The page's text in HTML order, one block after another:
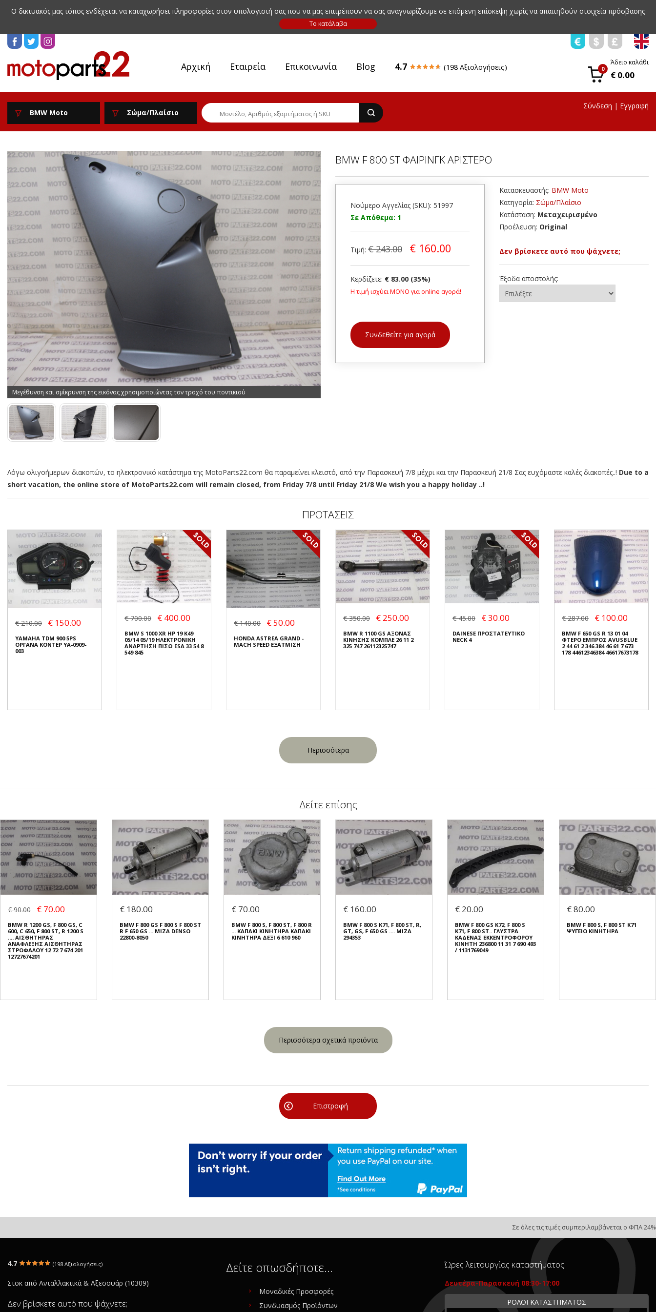
Ο δικτυακός μας τόπος ενδέχεται να καταχωρήσει πληροφορίες στον υπολογιστή σας που να μας επιτρέπουν να σας αναγνωρίζουμε σε επόμενη επίσκεψη χωρίς να απαιτηθούν στοιχεία πρόσβασης
Αρχική Εταιρεία Επικοινωνία Blog 4.7 (198 Αξιολογήσεις) 0
Άδειο καλάθι
€ 0.00
BMW Moto Σώμα/Πλαίσιο
Σύνδεση | Εγγραφή
Μεγέθυνση και σμίκρυνση της εικόνας χρησιμοποιώντας τον τροχό του ποντικιού
BMW F 800 ST ΦΑΙΡΙΝΓΚ ΑΡΙΣΤΕΡΟ
Νούμερο Αγγελίας (SKU): 51997
Σε Απόθεμα: 1
Τιμή: € 243.00 € 160.00
Κερδίζετε: € 83.00 (35%)
Η τιμή ισχύει ΜΟΝΟ για online αγορά!
Συνδεθείτε για αγορά
Κατασκευαστής: BMW Moto
Κατηγορία: Σώμα/Πλαίσιο
Κατάσταση: Μεταχειρισμένο
Προέλευση: Original
Δεν βρίσκετε αυτό που ψάχνετε;
Έξοδα αποστολής:
Λόγω ολιγοήμερων διακοπών, το ηλεκτρονικό κατάστημα της MotoParts22.com θα παραμείνει κλειστό, από την Παρασκευή 7/8 μέχρι και την Παρασκευή 21/8 Σας ευχόμαστε καλές διακοπές..! Due to a
short vacation, the online store of MotoParts22.com will remain closed, from Friday 7/8 until Friday 21/8 We wish you a happy holiday ..!
ΠΡΟΤΑΣΕΙΣ
€ 210.00 € 150.00
YAMAHA TDM 900 5PS
ΟΡΓΑΝΑ ΚΟΝΤΕΡ YA-0909-
003
€ 700.00 € 400.00
BMW S 1000 XR HP 19 K49
05/14 05/19 ΗΛΕΚΤΡΟΝΙΚΗ
ΑΝΑΡΤΗΣΗ ΠΙΣΩ ESA 33 54 8
549 845
€ 140.00 € 50.00
HONDA ASTREA GRAND -
MACH SPEED ΕΞΑΤΜΙΣΗ
€ 350.00 € 250.00
BMW R 1100 GS ΑΞΟΝΑΣ
ΚΙΝΗΣΗΣ ΚΟΜΠΛΕ 26 11 2
325 747 26112325747
€ 45.00 € 30.00
DAINESE ΠΡΟΣΤΑΤΕΥΤΙΚΟ
NECK 4
€ 287.00 € 100.00
BMW F 650 GS R 13 01 04
ΦΤΕΡΟ ΕΜΠΡΟΣ AVUSBLUE
2 44 61 2 346 384 46 61 7 673
178 44612346384 46617673178
Περισσότερα
Δείτε επίσης
€ 90.00 € 70.00
BMW R 1200 GS, F 800 GS, C
600, C 650, F 800 ST, R 1200 S
.... ΑΙΣΘΗΤΗΡΑΣ
ΑΝΑΦΛΕΞΗΣ ΑΙΣΘΗΤΗΡΑΣ
ΣΤΡΟΦΑΛΟΥ 12 72 7 674 201
12727674201
€ 180.00
BMW F 800 GS F 800 S F 800 ST
R F 650 GS ... ΜΙΖΑ DENSO
22800-8050
€ 70.00
BMW F 800 S, F 800 ST, F 800 R
... ΚΑΠΑΚΙ ΚΙΝΗΤΗΡΑ ΚΑΠΑΚΙ
ΚΙΝΗΤΗΡΑ ΔΕΞΙ 6 610 960
€ 160.00
BMW F 800 S K71, F 800 ST, R,
GT, GS, F 650 GS .... ΜΙΖΑ
294353
€ 20.00
BMW F 800 GS K72, F 800 S
K71, F 800 ST.. ΓΛΥΣΤΡΑ
ΚΑΔΕΝΑΣ ΕΚΚΕΝΤΡΟΦΟΡΟΥ
ΚΙΝΗΤΗ 236800 11 31 7 690 493
/ 1131769049
€ 80.00
BMW F 800 S, F 800 ST K71
ΨΥΓΕΙΟ ΚΙΝΗΤΗΡΑ
Περισσότερα σχετικά προϊόντα
Επιστροφή
Σε όλες τις τιμές συμπεριλαμβάνεται ο ΦΠΑ 24%
4.7 (198 Αξιολογήσεις)
Στοκ από Ανταλλακτικά & Αξεσουάρ (10309)
Δεν βρίσκετε αυτό που ψάχνετε;
Δείτε οπωσδήποτε…
Μοναδικές Προσφορές
Συνδυασμός Προϊόντων
Ώρες λειτουργίας καταστήματος
Δευτέρα-Παρασκευή 08:30-17:00
ΡΟΛΟΪ ΚΑΤΑΣΤΗΜΑΤΟΣ